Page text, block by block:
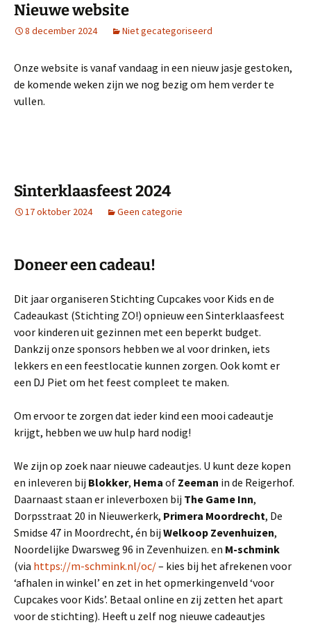
Nieuwe website
8 december 2024 Niet gecategoriseerd
Onze website is vanaf vandaag in een nieuw jasje gestoken,
de komende weken zijn we nog bezig om hem verder te
vullen.
Sinterklaasfeest 2024
17 oktober 2024 Geen categorie
Doneer een cadeau!
Dit jaar organiseren Stichting Cupcakes voor Kids en de
Cadeaukast (Stichting ZO!) opnieuw een Sinterklaasfeest
voor kinderen uit gezinnen met een beperkt budget.
Dankzij onze sponsors hebben we al voor drinken, iets
lekkers en een feestlocatie kunnen zorgen. Ook komt er
een DJ Piet om het feest compleet te maken.
Om ervoor te zorgen dat ieder kind een mooi cadeautje
krijgt, hebben we uw hulp hard nodig!
We zijn op zoek naar nieuwe cadeautjes. U kunt deze kopen
en inleveren bij Blokker, Hema of Zeeman in de Reigerhof.
Daarnaast staan er inleverboxen bij The Game Inn,
Dorpsstraat 20 in Nieuwerkerk, Primera Moordrecht, De
Smidse 47 in Moordrecht, én bij Welkoop Zevenhuizen,
Noordelijke Dwarsweg 96 in Zevenhuizen. en M-schmink
(via https://m-schmink.nl/oc/– kies bij het afrekenen voor
‘afhalen in winkel’ en zet in het opmerkingenveld ‘voor
Cupcakes voor Kids’. Betaal online en zij zetten het apart
voor de stichting). Heeft u zelf nog nieuwe cadeautjes